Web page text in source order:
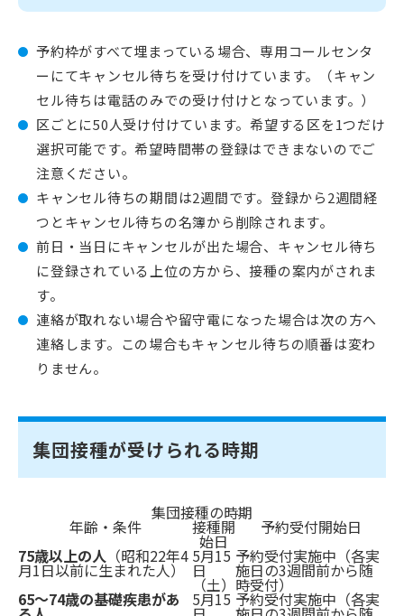
予約枠がすべて埋まっている場合、専用コールセンタ
ーにてキャンセル待ちを受け付けています。（キャン
セル待ちは電話のみでの受け付けとなっています。）
区ごとに50人受け付けています。希望する区を1つだけ
選択可能です。希望時間帯の登録はできまないのでご
注意ください。
キャンセル待ちの期間は2週間です。登録から2週間経
つとキャンセル待ちの名簿から削除されます。
前日・当日にキャンセルが出た場合、キャンセル待ち
に登録されている上位の方から、接種の案内がされま
す。
連絡が取れない場合や留守電になった場合は次の方へ
連絡します。この場合もキャンセル待ちの順番は変わ
りません。
集団接種が受けられる時期
集団接種の時期
年齢・条件 接種開
始日
予約受付開始日
75歳以上の人 （昭和22年4
月1日以前に生まれた人）
5月15
日
（土）
予約受付実施中（各実
施日の3週間前から随
時受付）
65～74歳の基礎疾患があ 5月15 予約受付実施中（各実